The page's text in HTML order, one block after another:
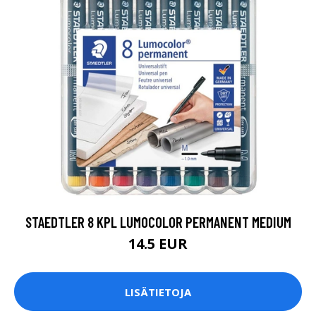
STAEDTLER 8 KPL LUMOCOLOR PERMANENT MEDIUM
14.5 EUR
LISÄTIETOJA